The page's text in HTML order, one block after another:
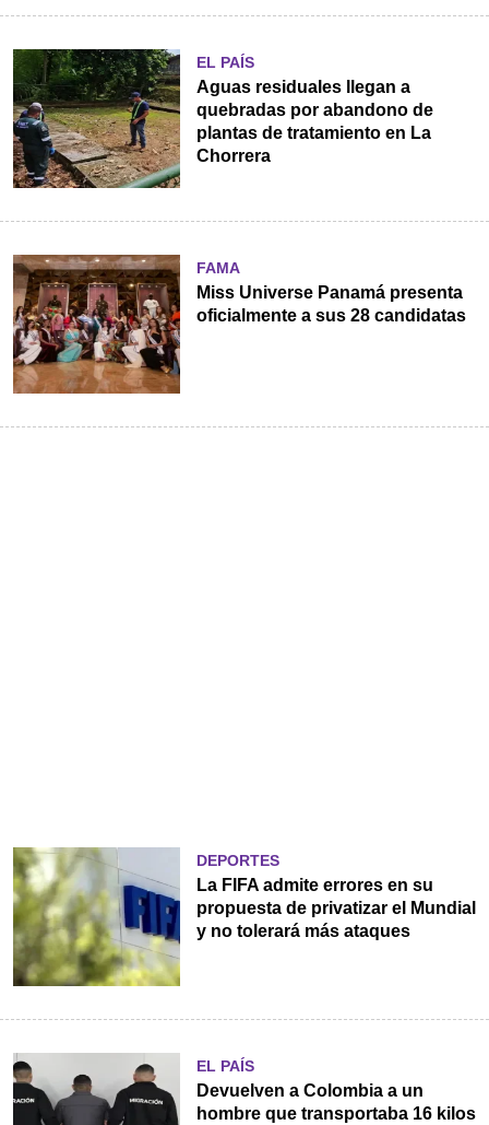
EL PAÍS
Aguas residuales llegan a
quebradas por abandono de
plantas de tratamiento en La
Chorrera
FAMA
Miss Universe Panamá presenta
oficialmente a sus 28 candidatas
DEPORTES
La FIFA admite errores en su
propuesta de privatizar el Mundial
y no tolerará más ataques
EL PAÍS
Devuelven a Colombia a un
hombre que transportaba 16 kilos